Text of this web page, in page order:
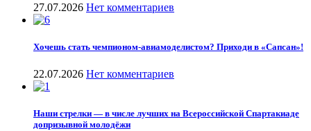
27.07.2026 Нет комментариев
Хочешь стать чемпионом-авиамоделистом? Приходи в «Сапсан»!
22.07.2026 Нет комментариев
Наши стрелки — в числе лучших на Всероссийской Спартакиаде
допризывной молодёжи